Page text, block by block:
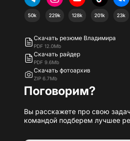
50k 229k 128k 201k 23k
Скачать резюме Владимира
PDF 12.0Mb
Скачать райдер
PDF 9.6Mb
Скачать фотоархив
ZIP 6.7Mb
Поговорим?
Вы расскажете про свою
командой подберем лучшее